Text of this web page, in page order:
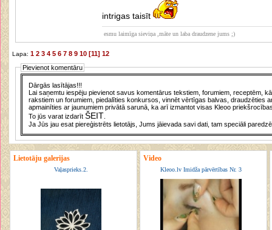
intrigas taisīt
esmu laimīga sieviņa ,māte un laba draudzene jums ;)
Lapa: 1 2 3 4 5 6 7 8 9 10 [11] 12
Pievienot komentāru
Dārgās lasītājas!!!
Lai saņemtu iespēju pievienot savus komentārus tekstiem, forumiem, receptēm,
rakstiem un forumiem, piedalīties konkursos, vinnēt vērtīgas balvas, draudzēties
apmainīties ar jaunumiem privātā sarunā, ka arī izmantot visas Kleoo
To jūs varat izdarītŠEIT
Ja Jūs jau esat piereģistrēts lietotājs, Jums jāievada savi dati, tam speciāli
Lietotāju galerijas
Vaļasprieks.2.
Video
Kleoo.lv Imidža pārvērtības Nr. 3